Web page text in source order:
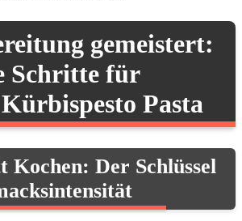
gemeistert:
Schritte für
Pasta
Kochen: Der Schlüssel